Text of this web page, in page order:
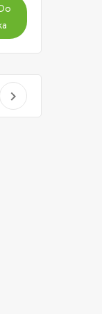
